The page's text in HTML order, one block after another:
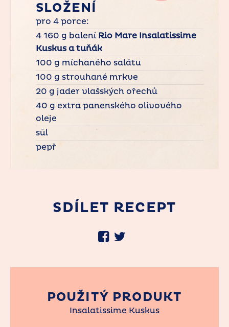
SLOŽENÍ
pro 4 porce:
4 160 g balení Rio Mare Insalatissime
Kuskus a tuňák
100 g míchaného salátu
100 g strouhané mrkve
20 g jader vlašských ořechů
40 g extra panenského olivového
oleje
sůl
pepř
SDÍLET RECEPT
POUŽITÝ PRODUKT
Insalatissime Kuskus